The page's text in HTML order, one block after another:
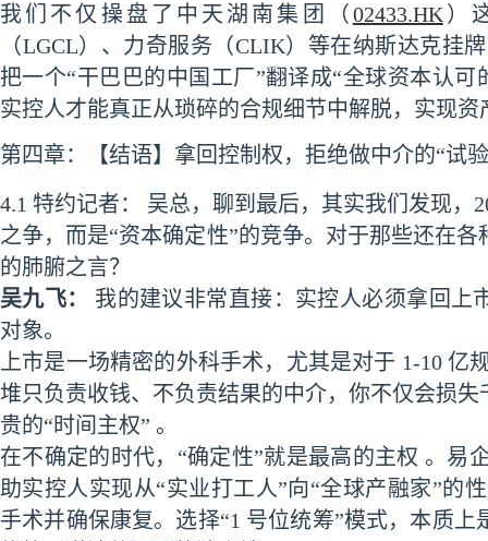
我们不仅操盘了中天湖南集团（02433.HK）
（LGCL）、力奇服务（CLIK）等在纳斯达克挂
把一个“干巴巴的中国工厂”翻译成“全球资本认
实控人才能真正从琐碎的合规细节中解脱，实现资
第四章：【结语】拿回控制权，拒绝做中介的“试
4.1 特约记者： 吴总，聊到最后，其实我们发现，
之争，而是“资本确定性”的竞争。对于那些还在
的肺腑之言？
吴九飞：
我的建议非常直接：实控人必须拿回上
对象。
上市是一场精密的外科手术，尤其是对于 1-10
堆只负责收钱、不负责结果的中介，你不仅会损
贵的“时间主权” 。
在不确定的时代，“确定性”就是最高的主权 。易
助实控人实现从“实业打工人”向“全球产融家”的
手术并确保康复。选择“1 号位统筹”模式，本质